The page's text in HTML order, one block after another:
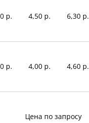
р. 4,50 р. 6,30 р.
р. 4,00 р. 4,60 р.
Цена по запросу